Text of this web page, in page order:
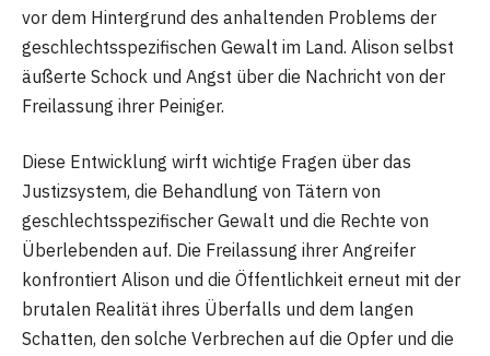
vor dem Hintergrund des anhaltenden Problems der
geschlechtsspezifischen Gewalt im Land. Alison selbst
äußerte Schock und Angst über die Nachricht von der
Freilassung ihrer Peiniger.
Diese Entwicklung wirft wichtige Fragen über das
Justizsystem, die Behandlung von Tätern von
geschlechtsspezifischer Gewalt und die Rechte von
Überlebenden auf. Die Freilassung ihrer Angreifer
konfrontiert Alison und die Öffentlichkeit erneut mit der
brutalen Realität ihres Überfalls und dem langen
Schatten, den solche Verbrechen auf die Opfer und die